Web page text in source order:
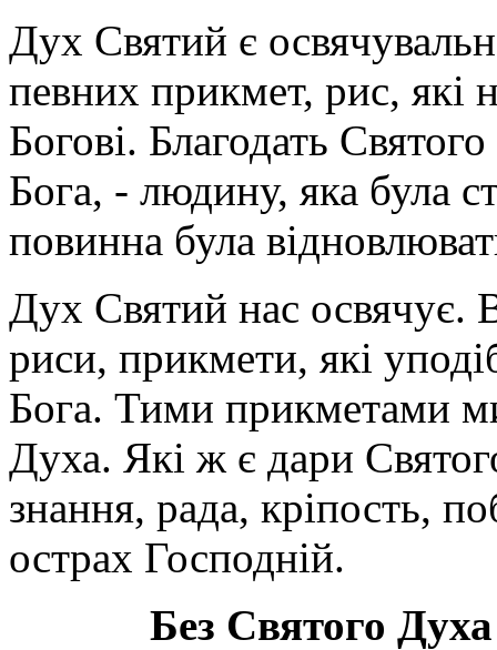
Дух Святий є
певних прикмет, рис, які
Богові. Благодать
Бога, - людину, яка була
повинна була
Дух Святий нас освячує.
риси, прикмети, які
Бога. Тими прикметами
Духа. Які ж є дари
знання, рада, кріпость,
острах Господній.
Без Святого